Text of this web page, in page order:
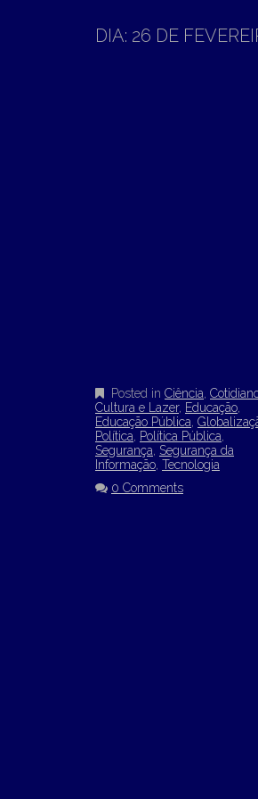
N
M
O
C
DIA: 26 DE
Posted in Ciência
Cultura e Lazer, Educação
Educação Pública
Política
Política Pública
Segurança Segurança da
Informação Tecnologia
0 Comments